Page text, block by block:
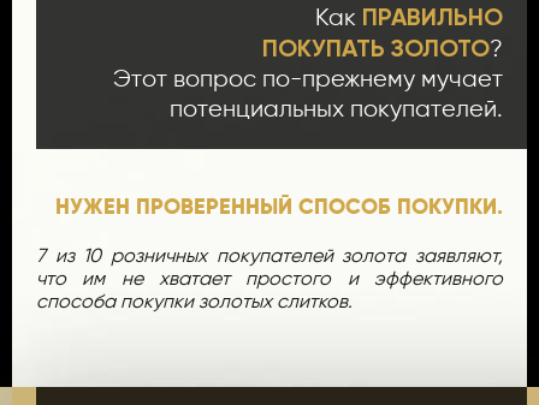
Как ПРАВИЛЬНО
ПОКУПАТЬ ЗОЛОТО?
Этот вопрос по-прежнему мучает
потенциальных покупателей.
НУЖЕН ПРОВЕРЕННЫЙ СПОСОБ ПОКУПКИ.
7 из 10 розничных покупателей золота заявляют,
что им не хватает простого и эффективного
способа покупки золотых слитков.